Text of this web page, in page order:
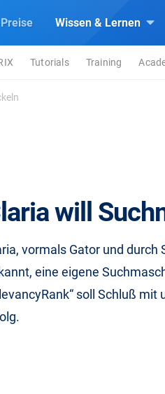
Preise Wissen & Lernen
Tutorials Training
will
vormals Gator und durch
eine eigene
soll Schluß mit